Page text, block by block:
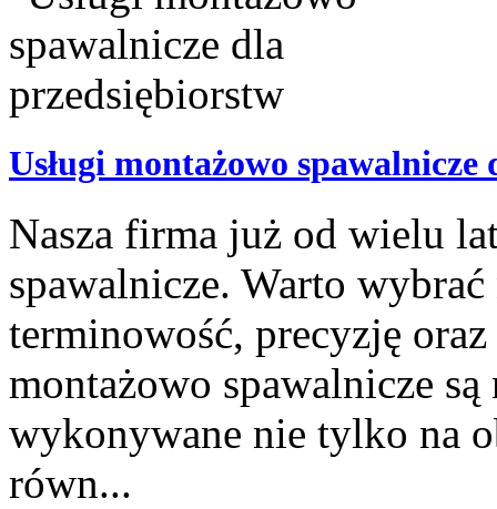
Usługi montażowo
Nasza firma już od wielu
spawalnicze. Warto
terminowość, precyzję
montażowo spawalnicze
wykonywane nie tylko na
równ...